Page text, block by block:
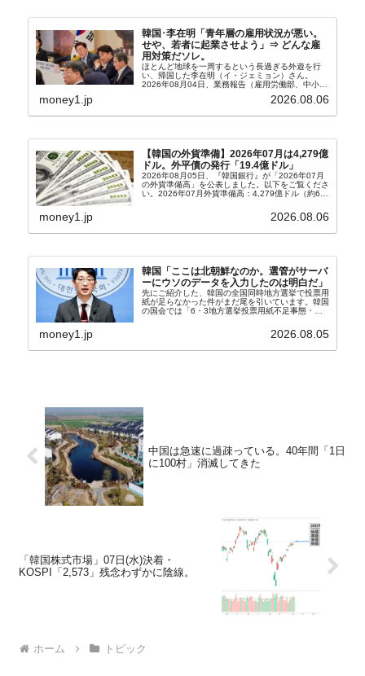
韓国･李在明「青年層の雇用状況が悪い。
せや、若者に起業させよう」⇒ どんな雇
用対策だソレ。
ほとんど地球を一周するという長過ぎる外遊を行
い、帰国した李在明（イ・ジェミョン）さん。
2026年08月04日、業務報告（雇用労働部、中小ベ
上、韓国大統領に成りおおせた李在明（イ・ジェミ
money1.jp 2026.08.06
【韓国の外貨準備】2026年07月は4,279億
ドル。外平債の発行「19.4億ドル」
2026年08月05日、『韓国銀行』が「2026年07月
の外貨準備高」を公表しました。以下をご覧くださ
い。2026年07月外貨準備高：4,279億ドル（約67
money1.jp 2026.08.06
韓国「ここは北朝鮮なのか。選管がサーバ
ーにウソのデータを入力したのは明白だ」
先にご紹介した、韓国の全国同時地方選挙で投票用
紙が足らなかった件がまだ尾を引いています。韓国
の国会では「6・3地方選挙投票用紙不足事態・国
す。『国民の力』の朱晋佑（チュ・ジヌ）議員はそ
money1.jp 2026.08.05
中国は急速に過疎っている。40年間「1日
に100村」消滅してきた
「韓国株式市場」07日(水)決着・
KOSPI「2,573」残念わずかに陰線。
ホーム トピック